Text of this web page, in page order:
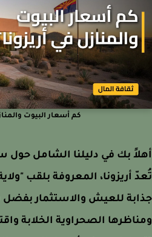
كم أسعار البيوت والمنازل
بك في دليلنا الشامل حول
أريزونا، المعروفة بلقب "ولاية
للعيش والاستثمار بفضل
الصحراوية الخلابة